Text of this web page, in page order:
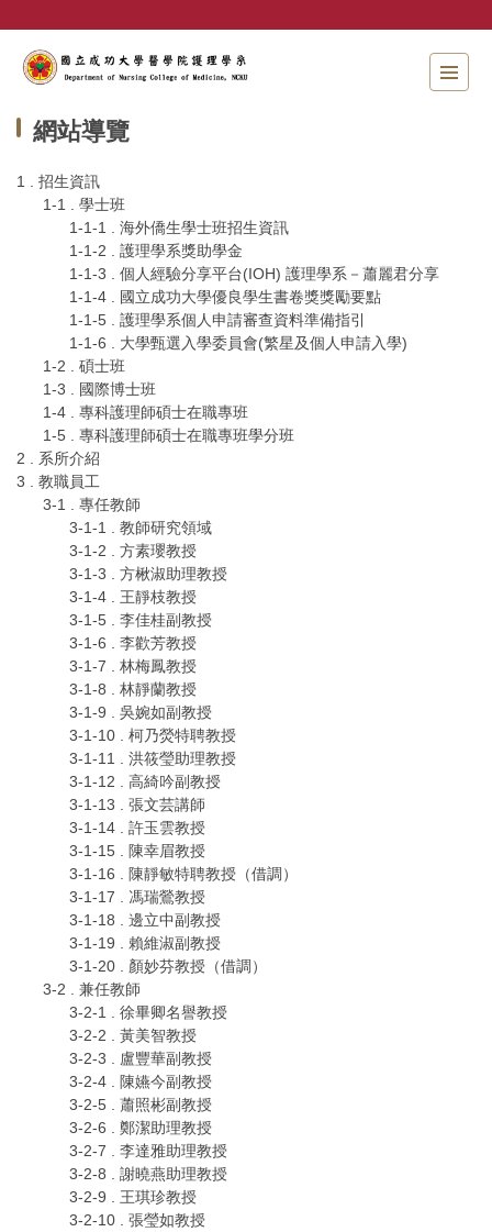
主
網站導覽
1 . 招生資訊
1-1 . 學士班
1-1-1 . 海外僑生學士班招生資訊
1-1-2 . 護理學系獎助學金
1-1-3 . 個人經驗分享平台(IOH) 護理學系－蕭麗君分享
1-1-4 . 國立成功大學優良學生書卷獎獎勵要點
1-1-5 . 護理學系個人申請審查資料準備指引
1-1-6 . 大學甄選入學委員會(繁星及個人申請入學)
1-2 . 碩士班
1-3 . 國際博士班
1-4 . 專科護理師碩士在職專班
1-5 . 專科護理師碩士在職專班學分班
2 . 系所介紹
3 . 教職員工
3-1 . 專任教師
3-1-1 . 教師研究領域
3-1-2 . 方素瓔教授
3-1-3 . 方楸淑助理教授
3-1-4 . 王靜枝教授
3-1-5 . 李佳桂副教授
3-1-6 . 李歡芳教授
3-1-7 . 林梅鳳教授
3-1-8 . 林靜蘭教授
3-1-9 . 吳婉如副教授
3-1-10 . 柯乃熒特聘教授
3-1-11 . 洪筱瑩助理教授
3-1-12 . 高綺吟副教授
3-1-13 . 張文芸講師
3-1-14 . 許玉雲教授
3-1-15 . 陳幸眉教授
3-1-16 . 陳靜敏特聘教授（借調）
3-1-17 . 馮瑞鶯教授
3-1-18 . 邊立中副教授
3-1-19 . 賴維淑副教授
3-1-20 . 顏妙芬教授（借調）
3-2 . 兼任教師
3-2-1 . 徐畢卿名譽教授
3-2-2 . 黃美智教授
3-2-3 . 盧豐華副教授
3-2-4 . 陳嬿今副教授
3-2-5 . 蕭照彬副教授
3-2-6 . 鄭潔助理教授
3-2-7 . 李達雅助理教授
3-2-8 . 謝曉燕助理教授
3-2-9 . 王琪珍教授
3-2-10 . 張瑩如教授